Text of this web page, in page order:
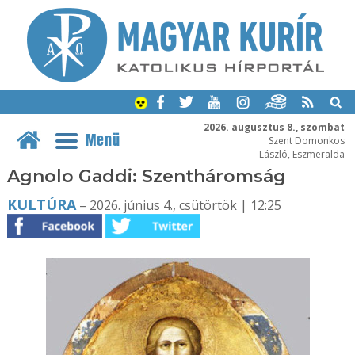
2026. augusztus 8., szombat
Szent Domonkos
László, Eszmeralda
Menü
Agnolo Gaddi: Szentháromság
KULTÚRA– 2026. június 4., csütörtök | 12:25